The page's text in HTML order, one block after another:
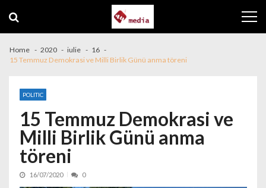
Home 2020 iulie
16
15 Temmuz Demokrasi ve Milli Birlik Günü anma töreni
POLITIC
15 Temmuz Demokrasi ve
Milli Birlik Günü anma
töreni
16/07/2020 0